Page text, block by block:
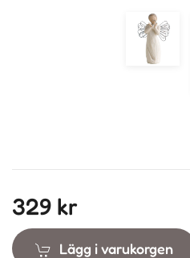
329 kr
Lägg i varukorgen